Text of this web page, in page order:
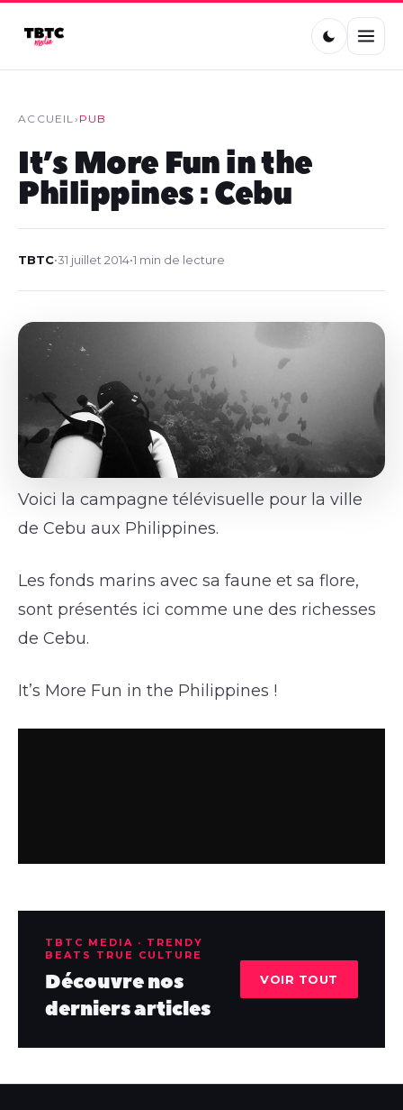
ACCUEIL› PUB
It’s More Fun in the
Philippines : Cebu
TBTC•31 juillet 2014•1 min de lecture
Voici la campagne télévisuelle pour la ville
de Cebu aux Philippines.
Les fonds marins avec sa faune et sa flore,
sont présentés ici comme une des richesses
de Cebu.
It’s More Fun in the Philippines !
TBTC MEDIA · TRENDY
BEATS TRUE CULTURE
Découvre nos
derniers articles
VOIR TOUT